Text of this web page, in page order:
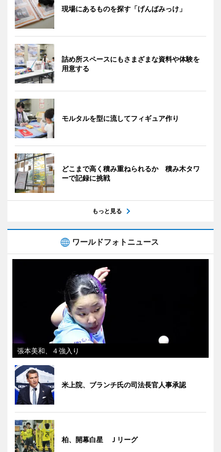
現場にあるものを探す「げんばみっけ」
詰め所スペースにもさまざまな資料や体験を
用意する
モルタルを型に流してフィギュア作り
どこまで高く積み重ねられるか 積み木タワ
ーで記録に挑戦
もっと見る
ワールドフォトニュース
張本美和、４強入り
米上院、ブランチ氏の司法長官人事承認
柏、開幕白星 Ｊリーグ